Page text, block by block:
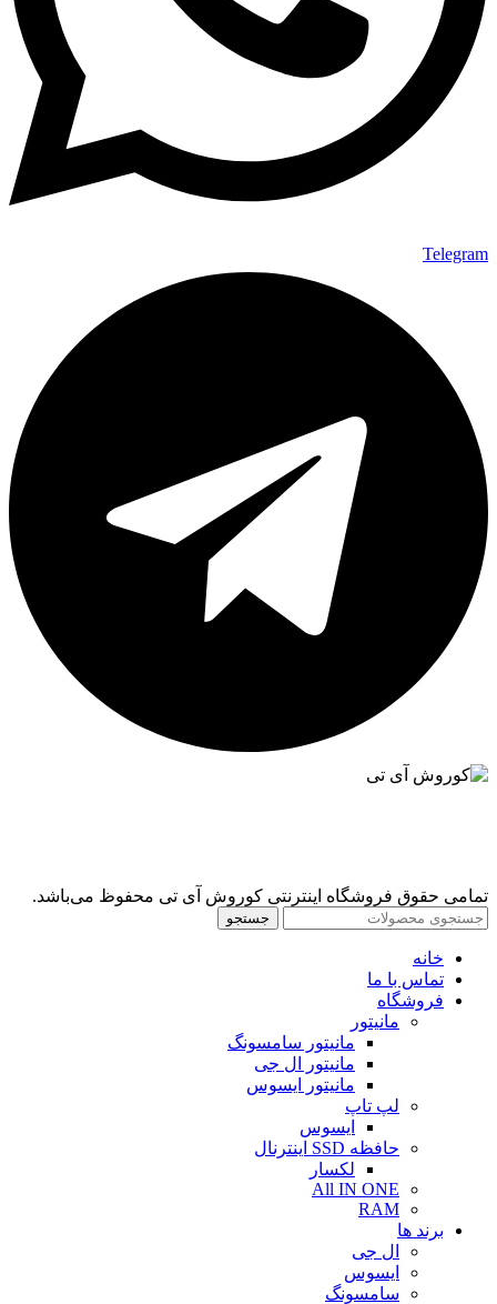
Telegram
تمامی حقوق فروشگاه اینترنتی کوروش آی تی محفوظ می‌باشد.
جستجو
خانه
تماس با ما
فروشگاه
مانیتور
مانیتور سامسونگ
مانیتور ال جی
مانیتور ایسوس
لپ تاپ
ایسوس
حافظه SSD اینترنال
لکسار
All IN ONE
RAM
برند ها
ال جی
ایسوس
سامسونگ